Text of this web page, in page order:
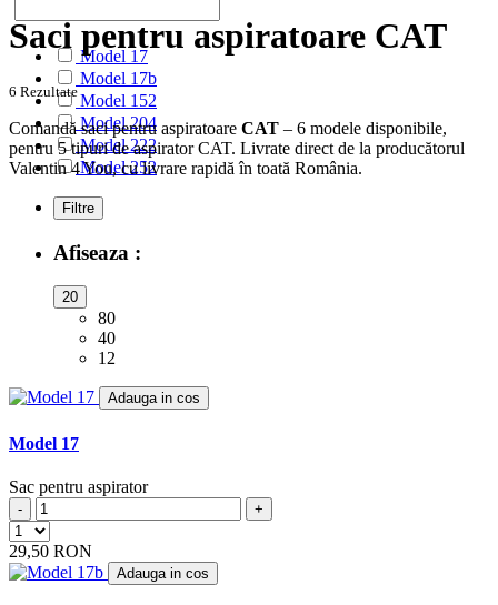
ALFATEC (17)
ALIEN
ALIV (1)
ALLERGY CARE
ALMERIA
ALPINA (10)
ALTIC (3)
ALTO (12)
ALTUS
AMADIS
AMSTAR
AMSTERDAM
AMSTRAD
ANTECH
APL
AR-TECH (3)
ARENA (1)
ARLETT
ARNO (1)
Model 17
Model 17b
Model 152
Model 204
Model 222
Model 252
Saci pentru aspiratoare CAT
6 Rezultate
Comandă saci pentru aspiratoare CAT – 6 modele disponibile,
pentru 5 tipuri de aspirator CAT. Livrate direct de la producătorul
Valentin 4 You, cu livrare rapidă în toată România.
Filtre
Afiseaza :
20
80
40
12
Adauga in cos
Model 17
Sac pentru aspirator
- +
29,50 RON
Adauga in cos